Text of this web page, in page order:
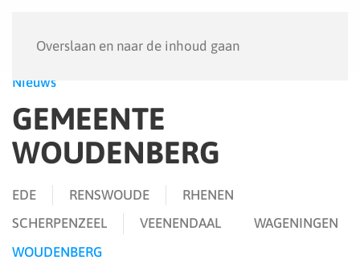
Overslaan en naar de inhoud gaan
Nieuws
GEMEENTE
WOUDENBERG
EDE RENSWOUDE
RHENEN
SCHERPENZEEL
VEENENDAAL
WAGENINGEN
WOUDENBERG